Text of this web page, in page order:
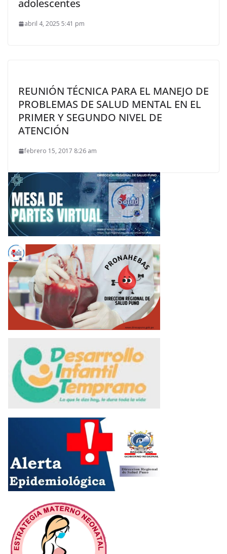
adolescentes
abril 4, 2025 5:41 pm
REUNIÓN TÉCNICA PARA EL MANEJO DE
PROBLEMAS DE SALUD MENTAL EN EL
PRIMER Y SEGUNDO NIVEL DE
ATENCIÓN
febrero 15, 2017 8:26 am